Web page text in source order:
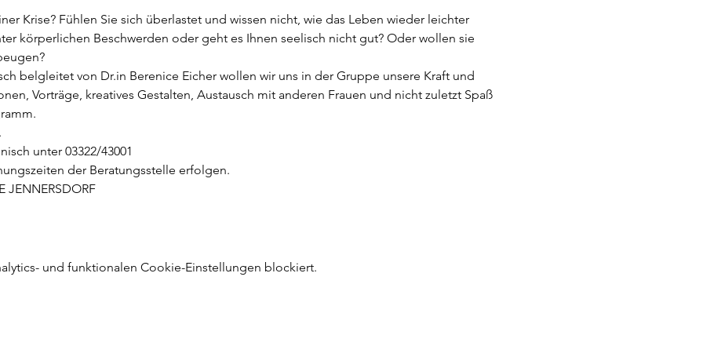
Krise? Fühlen Sie sich überlastet und wissen nicht, wie das Leben wieder leichter
körperlichen Beschwerden oder geht es Ihnen seelisch nicht gut? Oder wollen sie
belgleitet von Dr.in Berenice Eicher wollen wir uns in der Gruppe unsere Kraft und
Vorträge, kreatives Gestalten, Austausch mit anderen Frauen und nicht zuletzt Spaß
unter 03322/43001
der Beratungsstelle erfolgen.
JENNERSDORF
und funktionalen Cookie-Einstellungen blockiert.